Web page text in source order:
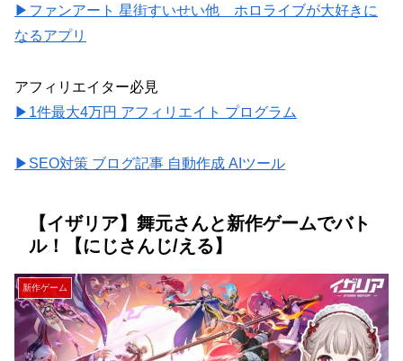
▶ファンアート 星街すいせい他 ホロライブが大好きに
なるアプリ
アフィリエイター必見
▶1件最大4万円 アフィリエイト プログラム
▶SEO対策 ブログ記事 自動作成 AIツール
【イザリア】舞元さんと新作ゲームでバト
ル！【にじさんじ/える】
新作ゲーム